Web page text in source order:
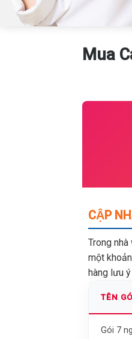
Mua
CẬP
Trong
một
hàng lưu
TÊN
Gói 7